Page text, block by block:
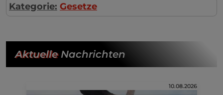
Kategorie: Gesetze
AktuelleNachrichten
10.08.2026